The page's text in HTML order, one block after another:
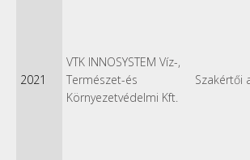
2021
VTK INNOSYSTEM Víz-,
Természet-és
Környezetvédelmi Kft.
Szakértői